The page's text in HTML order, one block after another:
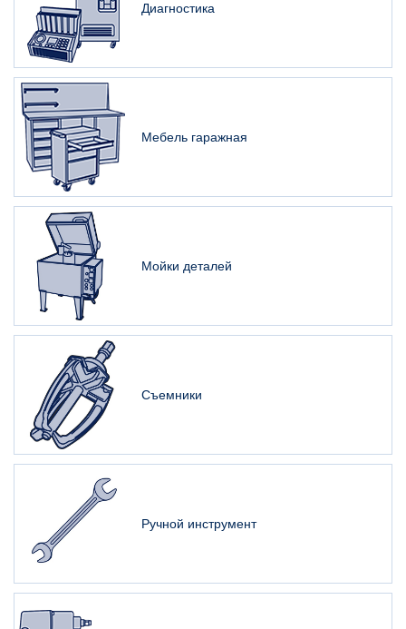
Диагностика
Мебель гаражная
Мойки деталей
Съемники
Ручной инструмент